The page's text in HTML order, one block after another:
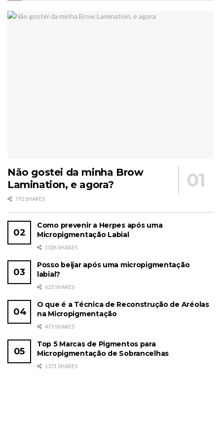
Não gostei da minha Brow
Lamination, e agora?
792 SHARES
Como prevenir a Herpes após uma
Micropigmentação Labial
1026 SHARES
Posso beijar após uma micropigmentação
labial?
623 SHARES
O que é a Técnica de Reconstrução de Aréolas
na Micropigmentação
473 SHARES
Top 5 Marcas de Pigmentos para
Micropigmentação de Sobrancelhas
1371 SHARES